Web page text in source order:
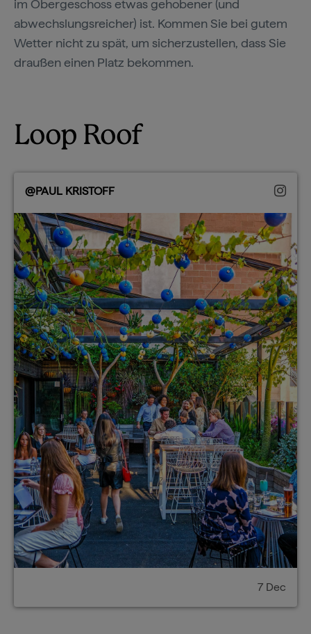
im Obergeschoss etwas gehobener (und
abwechslungsreicher) ist. Kommen Sie bei gutem
Wetter nicht zu spät, um sicherzustellen, dass Sie
draußen einen Platz bekommen.
Loop Roof
@PAUL KRISTOFF
7 Dec